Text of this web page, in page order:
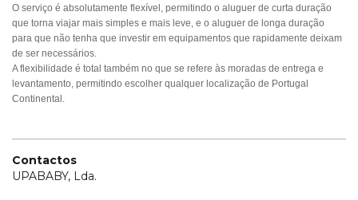
O serviço é absolutamente flexível, permitindo o aluguer de curta duração
que torna viajar mais simples e mais leve, e o aluguer de longa duração
para que não tenha que investir em equipamentos que rapidamente deixam
de ser necessários.
A flexibilidade é total também no que se refere às moradas de entrega e
levantamento, permitindo escolher qualquer localização de Portugal
Continental.
Contactos
UPABABY, Lda.